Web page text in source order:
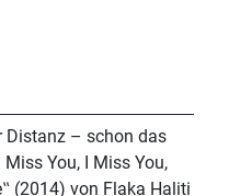
Distanz – schon das
You, I Miss You,
(2014) von Flaka Haliti